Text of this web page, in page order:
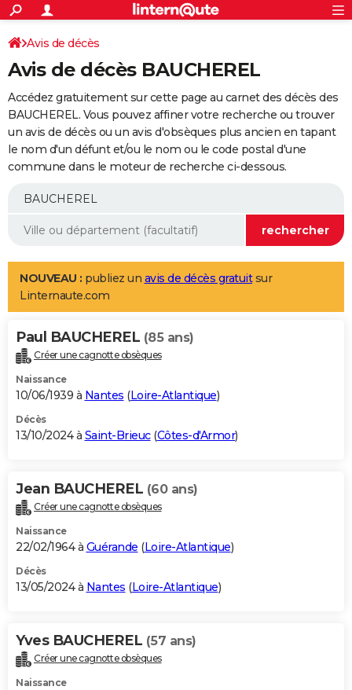
ACTUALITÉS
Politique
Société
Faits Divers
Education
Monde
Villes
+
SPORT
Coupe du monde 2026
Football
Tennis
Cyclisme
Rugby
Forum
Programme TV
TNT
Streaming
Cinéma
Sorties cinéma
Musique
+
FINANCE
Impôts
Immobilier
Risques naturels par ville
Banque
Assurance
Crédit
AUTO
Essais
Réserver un essai
Citadines
Berlines
SUV
Forum auto
+
Mobiles
Meilleur smartphone
Internet
Ordinateurs
Jeux vidéo
Guide high-tech
Aménagement intérieur
LIFESTYLE
Art de vivre
Bien-être
Loisirs
Mode
Modes de vie
Alimentation
Guide de la santé
Maladies
Médicaments
Sommeil
VOYAGE
Destinations
City break
Voyage nature
Voyage de noces
Forum
Climat
+PHOTO
GUIDES D'ACHAT
BONS PLANS
Carte de Noël
Carte Bonne année
Carte Saint-Valentin
Carte Pâques
Carte d'anniversaire
DICTIONNAIRE
Dictionnaire
Biographies
Citations
Expressions
Proverbes
PROGRAMME TV
S'inscrire
Se connecter
Lycées
Collèges
Primaires
Universités
Entreprises
Service militaire
Avis de recherche
AVIS DE DÉCÈS
Bricolage
Lifestyle
Culture
Sport
Auto
Television
Voyage
Cinema
Avis de décès
Avis de décès BAUCHEREL
Accédez gratuitement sur cette page au carnet des décès des
BAUCHEREL. Vous pouvez affiner votre recherche ou trouver
un avis de décès ou un avis d'obsèques plus ancien en tapant
le nom d'un défunt et/ou le nom ou le code postal d'une
commune dans le moteur de recherche ci-dessous.
NOUVEAU : publiez un avis de décès gratuitsur
Linternaute.com
Paul BAUCHEREL (85 ans)
Créer une cagnotte obsèques
Naissance
10/06/1939 à Nantes (Loire-Atlantique)
Décès
13/10/2024 à Saint-Brieuc(Côtes-d'Armor)
Jean BAUCHEREL (60 ans)
Créer une cagnotte obsèques
Naissance
22/02/1964 à Guérande (Loire-Atlantique)
Décès
13/05/2024 à Nantes (Loire-Atlantique)
Yves BAUCHEREL (57 ans)
Créer une cagnotte obsèques
Naissance